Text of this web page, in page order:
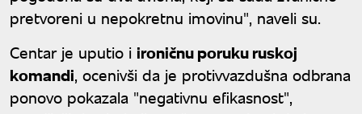
pretvoreni u nepokretnu imovinu", naveli su.
Centar je uputio i ironičnu poruku ruskoj
komandi, ocenivši da je protivvazdušna odbrana
ponovo pokazala "negativnu efikasnost",